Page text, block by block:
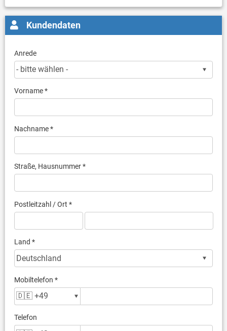
Kundendaten
Anrede
Vorname *
Nachname *
Straße, Hausnummer *
Postleitzahl / Ort *
Land *
Mobiltelefon *
Telefon